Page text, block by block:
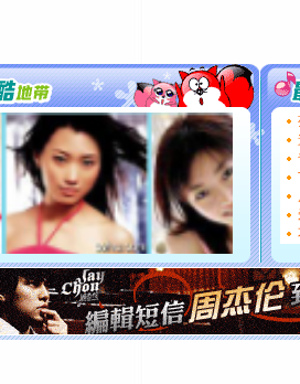
[圣诞节]
你太多
要平安！
[圣诞节]
能正大
都要快乐
[圣诞节]
如意,快
[元旦] 看
断电。爱
你是我专
[元旦]如
起；二是